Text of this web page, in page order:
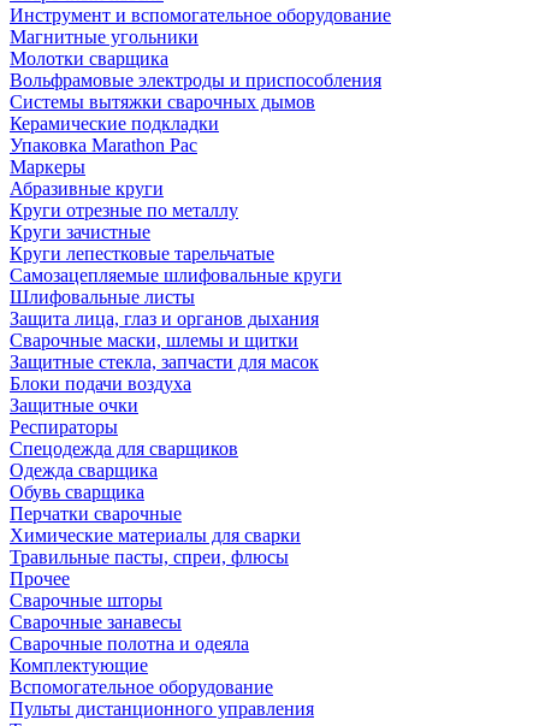
Инструмент и вспомогательное оборудование
Магнитные угольники
Молотки сварщика
Вольфрамовые электроды и приспособления
Системы вытяжки сварочных дымов
Керамические подкладки
Упаковка Marathon Pac
Маркеры
Абразивные круги
Круги отрезные по металлу
Круги зачистные
Круги лепестковые тарельчатые
Самозацепляемые шлифовальные круги
Шлифовальные листы
Защита лица, глаз и органов дыхания
Сварочные маски, шлемы и щитки
Защитные стекла, запчасти для масок
Блоки подачи воздуха
Защитные очки
Респираторы
Спецодежда для сварщиков
Одежда сварщика
Обувь сварщика
Перчатки сварочные
Химические материалы для сварки
Травильные пасты, спреи, флюсы
Прочее
Сварочные шторы
Сварочные занавесы
Сварочные полотна и одеяла
Комплектующие
Вспомогательное оборудование
Пульты дистанционного управления